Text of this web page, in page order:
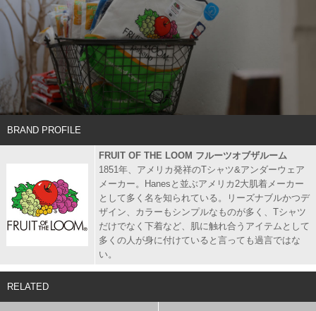
BRAND PROFILE
FRUIT OF THE LOOM フルーツオブザルーム
1851年、アメリカ発祥のTシャツ&アンダーウェア
メーカー。Hanesと並ぶアメリカ2大肌着メーカー
として多く名を知られている。リーズナブルかつデ
ザイン、カラーもシンプルなものが多く、Tシャツ
だけでなく下着など、肌に触れ合うアイテムとして
多くの人が身に付けていると言っても過言ではな
い。
RELATED